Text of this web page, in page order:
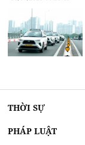
THỜI SỰ
PHÁP LUẬT